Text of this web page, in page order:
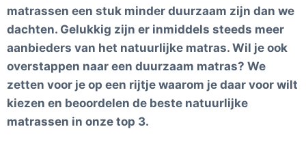
matrassen een stuk minder duurzaam zijn dan we
dachten. Gelukkig zijn er inmiddels steeds meer
aanbieders van het natuurlijke matras. Wil je ook
overstappen naar een duurzaam matras? We
zetten voor je op een rijtje waarom je daar voor wilt
kiezen en beoordelen de beste natuurlijke
matrassen in onze top 3.